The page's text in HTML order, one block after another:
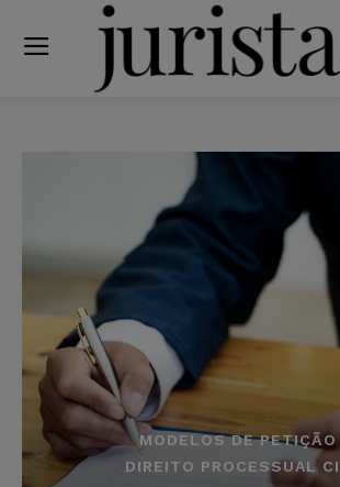
MODELOS DE PETIÇÃO
DIREITO PROCESSUAL